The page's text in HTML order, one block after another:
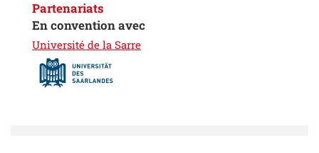
Partenariats
En convention avec
Université de la Sarre